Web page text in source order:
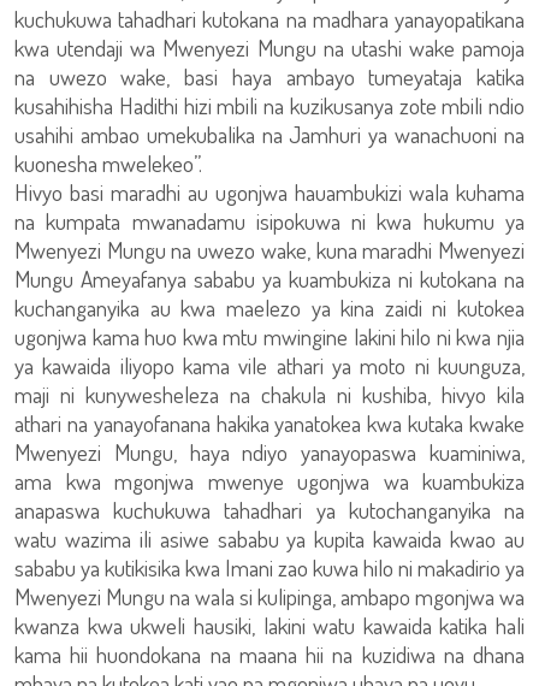
kuchukuwa tahadhari kutokana na madhara yanayopatikana
kwa utendaji wa Mwenyezi Mungu na utashi wake pamoja
na uwezo wake, basi haya ambayo tumeyataja katika
kusahihisha Hadithi hizi mbili na kuzikusanya zote mbili ndio
usahihi ambao umekubalika na Jamhuri ya wanachuoni na
kuonesha mwelekeo”.
Hivyo basi maradhi au ugonjwa hauambukizi wala kuhama
na kumpata mwanadamu isipokuwa ni kwa hukumu ya
Mwenyezi Mungu na uwezo wake, kuna maradhi Mwenyezi
Mungu Ameyafanya sababu ya kuambukiza ni kutokana na
kuchanganyika au kwa maelezo ya kina zaidi ni kutokea
ugonjwa kama huo kwa mtu mwingine lakini hilo ni kwa njia
ya kawaida iliyopo kama vile athari ya moto ni kuunguza,
maji ni kunywesheleza na chakula ni kushiba, hivyo kila
athari na yanayofanana hakika yanatokea kwa kutaka kwake
Mwenyezi Mungu, haya ndiyo yanayopaswa kuaminiwa,
ama kwa mgonjwa mwenye ugonjwa wa kuambukiza
anapaswa kuchukuwa tahadhari ya kutochanganyika na
watu wazima ili asiwe sababu ya kupita kawaida kwao au
sababu ya kutikisika kwa Imani zao kuwa hilo ni makadirio ya
Mwenyezi Mungu na wala si kulipinga, ambapo mgonjwa wa
kwanza kwa ukweli hausiki, lakini watu kawaida katika hali
kama hii huondokana na maana hii na kuzidiwa na dhana